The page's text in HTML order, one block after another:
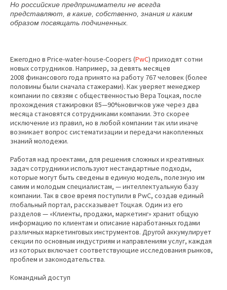
Но российские предприниматели не всегда
представляют, в какие, собственно, знания и каким
образом посвящать подчиненных.
Ежегодно в Price-water-house-Coopers (PwC) приходят сотни
новых сотрудников. Например, за девять месяцев
2008 финансового года принято на работу 767 человек (более
половины были сначала стажерами). Как уверяет менеджер
компании по связям с общественностью Вера Тоцкая, после
прохождения стажировки 85—90%новичков уже через два
месяца становятся сотрудниками компании. Это скорее
исключение из правил, но в любой компании так или иначе
возникает вопрос систематизации и передачи накопленных
знаний молодежи.
Работая над проектами, для решения сложных и креативных
задач сотрудники используют нестандартные подходы,
которые могут быть сведены в единую модель, полезную им
самим и молодым специалистам, — интеллектуальную базу
компании. Так в свое время поступили в PwC, создав единый
глобальный портал, рассказывает Тоцкая. Один из его
разделов — «Клиенты, продажи, маркетинг» хранит общую
информацию по клиентам и описание наработанных годами
различных маркетинговых инструментов. Другой аккумулирует
секции по основным индустриям и направлениям услуг, каждая
из которых включает соответствующие исследования рынков,
проблем и законодательства.
Командный доступ